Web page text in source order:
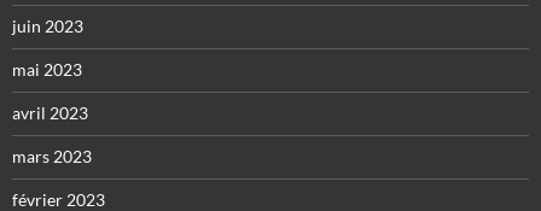
juin 2023
mai 2023
avril 2023
mars 2023
février 2023